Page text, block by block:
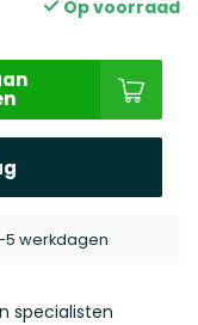
Op voorraad
5 werkdagen
specialisten